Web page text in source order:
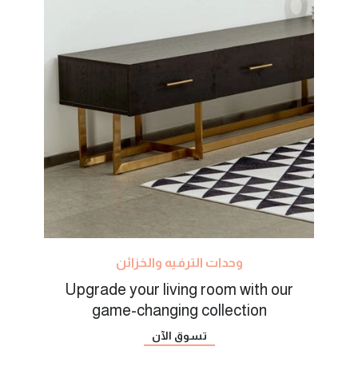
وحدات الترفيه والخزائن
Upgrade your living room with our
game-changing collection
تسوق الآن